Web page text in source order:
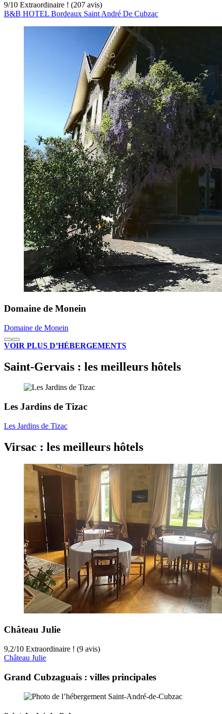
9/10 Extraordinaire ! (207 avis)
B&B HOTEL Bordeaux Saint André De Cubzac
Domaine de Monein
Domaine de Monein
VOIR PLUS D’HÉBERGEMENTS
Saint-Gervais : les meilleurs hôtels
Les Jardins de Tizac
Les Jardins de Tizac
Virsac : les meilleurs hôtels
Château Julie
9,2/10 Extraordinaire ! (9 avis)
Château Julie
Grand Cubzaguais : villes principales